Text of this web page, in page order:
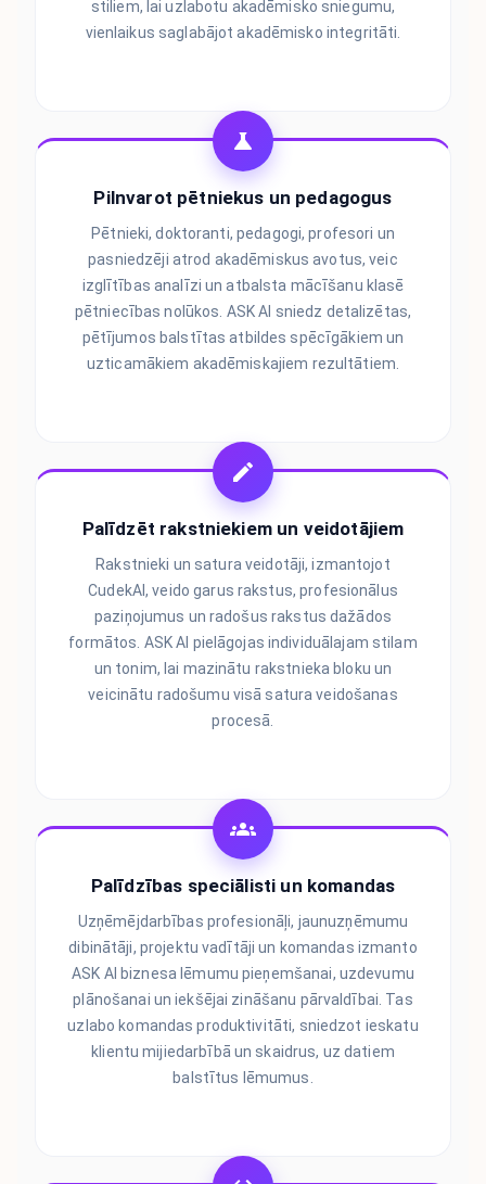
stiliem, lai uzlabotu akadēmisko sniegumu,
vienlaikus saglabājot akadēmisko integritāti.
Pilnvarot pētniekus un pedagogus
Pētnieki, doktoranti, pedagogi, profesori un
pasniedzēji atrod akadēmiskus avotus, veic
izglītības analīzi un atbalsta mācīšanu klasē
pētniecības nolūkos. ASK AI sniedz detalizētas,
pētījumos balstītas atbildes spēcīgākiem un
uzticamākiem akadēmiskajiem rezultātiem.
Palīdzēt rakstniekiem un veidotājiem
Rakstnieki un satura veidotāji, izmantojot
CudekAI, veido garus rakstus, profesionālus
paziņojumus un radošus rakstus dažādos
formātos. ASK AI pielāgojas individuālajam stilam
un tonim, lai mazinātu rakstnieka bloku un
veicinātu radošumu visā satura veidošanas
procesā.
Palīdzības speciālisti un komandas
Uzņēmējdarbības profesionāļi, jaunuzņēmumu
dibinātāji, projektu vadītāji un komandas izmanto
ASK AI biznesa lēmumu pieņemšanai, uzdevumu
plānošanai un iekšējai zināšanu pārvaldībai. Tas
uzlabo komandas produktivitāti, sniedzot ieskatu
klientu mijiedarbībā un skaidrus, uz datiem
balstītus lēmumus.